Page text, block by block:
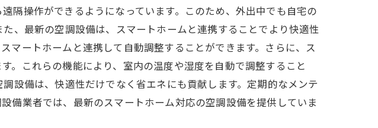
隔操作ができるようになっています。このため、外出中でも自宅の
、最新の空調設備は、スマートホームと連携することでより快適性
マートホームと連携して自動調整することができます。さらに、ス
。これらの機能により、室内の温度や湿度を自動で調整すること
設備は、快適性だけでなく省エネにも貢献します。定期的なメンテ
備業者では、最新のスマートホーム対応の空調設備を提供していま